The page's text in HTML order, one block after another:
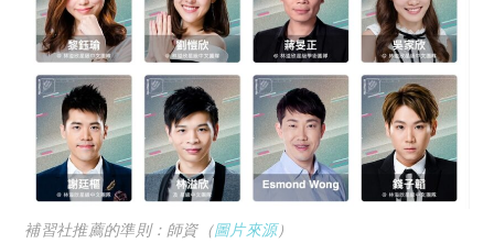
補習社推薦的準則：師資（圖片來源）